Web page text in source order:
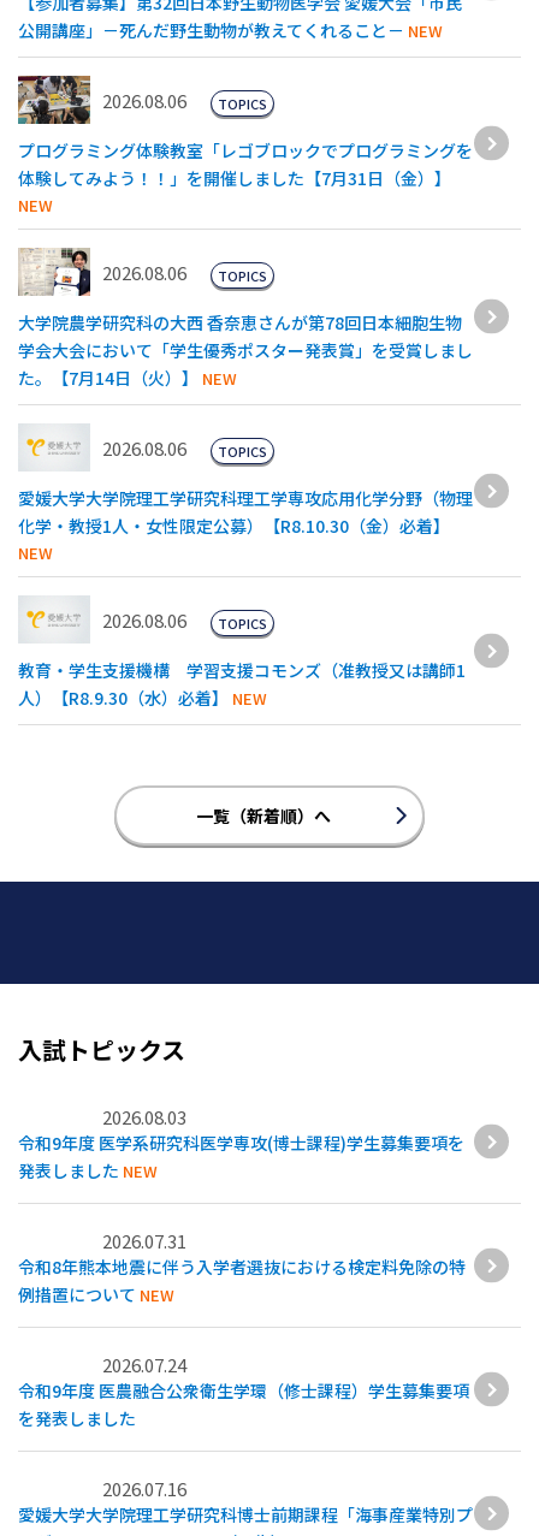
公開講座」－死んだ野生動物が教えてくれること－ NEW
2026.08.06
プログラミング体験教室「レゴブロックでプログラミングを
体験してみよう！！」を開催しました【7月31日（金）】
NEW
TOPICS
2026.08.06
大学院農学研究科の大西 香奈恵さんが第78回日本細胞生物
学会大会において「学生優秀ポスター発表賞」を受賞しまし
た。【7月14日（火）】
NEW
TOPICS
2026.08.06
愛媛大学大学院理工学研究科理工学専攻応用化学分野（物理
化学・教授1人・女性限定公募）【R8.10.30（金）必着】
NEW
TOPICS
2026.08.06
教育・学生支援機構 学習支援コモンズ（准教授又は講師1
人）【R8.9.30（水）必着】
NEW
TOPICS
一覧（新着順）へ
入試トピックス
2026.08.03
令和9年度 医学系研究科医学専攻(博士課程)学生募集要項を
発表しました NEW
2026.07.31
令和8年熊本地震に伴う入学者選抜における検定料免除の特
例措置について NEW
2026.07.24
令和9年度 医農融合公衆衛生学環（修士課程）学生募集要項
を発表しました
2026.07.16
愛媛大学大学院理工学研究科博士前期課程「海事産業特別プ